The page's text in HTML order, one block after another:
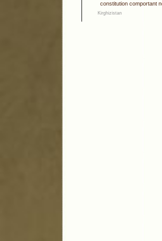
constitution comportant
Kirghizistan